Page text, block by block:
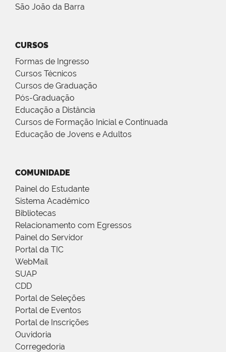
São João da Barra
CURSOS
Formas de Ingresso
Cursos Técnicos
Cursos de Graduação
Pós-Graduação
Educação a Distância
Cursos de Formação Inicial e Continuada
Educação de Jovens e Adultos
COMUNIDADE
Painel do Estudante
Sistema Acadêmico
Bibliotecas
Relacionamento com Egressos
Painel do Servidor
Portal da TIC
WebMail
SUAP
CDD
Portal de Seleções
Portal de Eventos
Portal de Inscrições
Ouvidoria
Corregedoria